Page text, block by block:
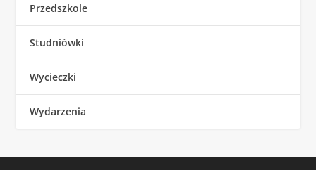
Przedszkole
Studniówki
Wycieczki
Wydarzenia